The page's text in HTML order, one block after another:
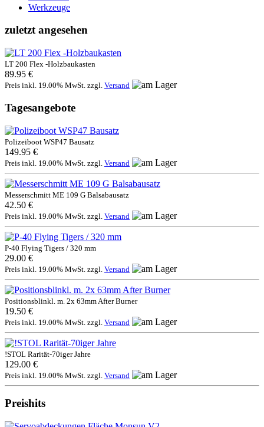
Werkzeuge
zuletzt angesehen
LT 200 Flex -Holzbaukasten
89.95 €
Preis inkl. 19.00% MwSt. zzgl. Versand
Tagesangebote
Polizeiboot WSP47 Bausatz
149.95 €
Preis inkl. 19.00% MwSt. zzgl. Versand
Messerschmitt ME 109 G Balsabausatz
42.50 €
Preis inkl. 19.00% MwSt. zzgl. Versand
P-40 Flying Tigers / 320 mm
29.00 €
Preis inkl. 19.00% MwSt. zzgl. Versand
Positionsblinkl. m. 2x 63mm After Burner
19.50 €
Preis inkl. 19.00% MwSt. zzgl. Versand
!STOL Rarität-70iger Jahre
129.00 €
Preis inkl. 19.00% MwSt. zzgl. Versand
Preishits